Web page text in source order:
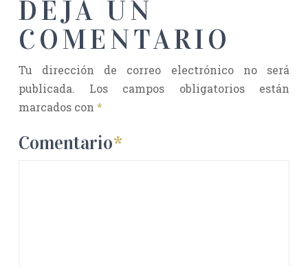
DEJA UN
COMENTARIO
Tu dirección de correo electrónico no será
publicada.
Los campos obligatorios están
marcados con *
Comentario*